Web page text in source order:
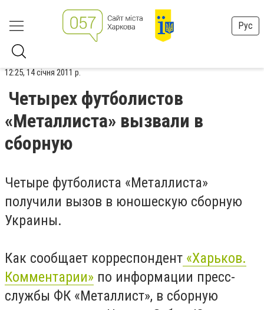
Рус
12:25, 14 січня 2011 р.
Четырех футболистов
«Металлиста» вызвали в
сборную
Четыре футболиста «Металлиста»
получили вызов в юношескую сборную
Украины.
Как сообщает корреспондент «Харьков.
Комментарии» по информации пресс-
службы ФК «Металлист», в сборную